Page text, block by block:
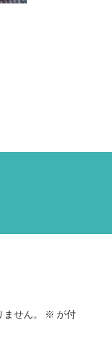
せん。 ※ が付